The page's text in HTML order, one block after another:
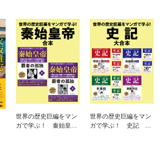
世界の歴史巨編をマン
ガで学ぶ！ 秦始皇
世界の歴史巨編をマン
ガで学ぶ！ 史記 大